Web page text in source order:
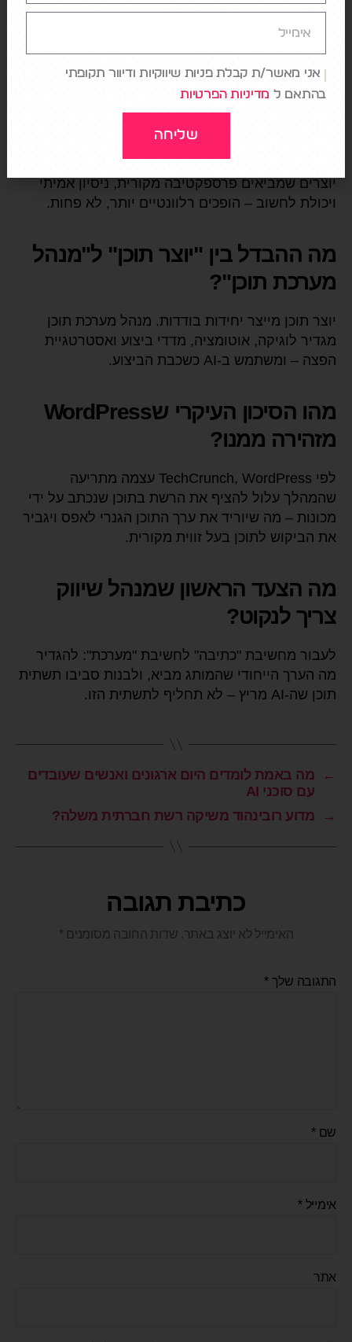
הכלי מאפשר לסוכן AI לבצע פעולות תוכן מלאות דרך
שפה טבעית – ייצור פוסטים, עדכון דפי נחיתה, שיפור
SEO, ניהול תגובות וארגון מחדש של האתר – עם
פיקוח אנושי מינימלי בלבד.
לא. AI מחליף את מי שתפקידו היה הפקה טכנית בלבד.
יוצרים שמביאים פרספקטיבה מקורית, ניסיון אמיתי
ויכולת לחשוב – הופכים רלוונטיים יותר, לא פחות.
מה ההבדל בין "יוצר תוכן" ל"מנהל
מערכת תוכן"?
יוצר תוכן מייצר יחידות בודדות. מנהל מערכת תוכן
מגדיר לוגיקה, אוטומציה, מדדי ביצוע ואסטרטגיית
הפצה – ומשתמש ב-AI כשכבת הביצוע.
מהו הסיכון העיקרי שWordPress
מזהירה ממנו?
לפי TechCrunch, WordPress עצמה מתריעה
שהמהלך עלול להציף את הרשת בתוכן שנכתב על ידי
מכונות – מה שיוריד את ערך התוכן הגנרי לאפס ויגביר
את הביקוש לתוכן בעל זווית מקורית.
מה הצעד הראשון שמנהל שיווק
צריך לנקוט?
לעבור מחשיבת "כתיבה" לחשיבת "מערכת": להגדיר
מה הערך הייחודי שהמותג מביא, ולבנות סביבו תשתית
תוכן שה-AI מריץ – לא תחליף לתשתית הזו.
←
מה באמת לומדים היום ארגונים ואנשים שעובדים
עם סוכני AI
→
מדוע רובינהוד משיקה רשת חברתית משלה?
כתיבת תגובה
האימייל לא יוצג באתר. שדות החובה מסומנים *
התגובה שלך*
שם*
אימייל*
אתר
אני מאשר/ת קבלת פניות שיווקיות ודיוור תקופתי
בהתאם ל מדיניות הפרטיות
שליחה